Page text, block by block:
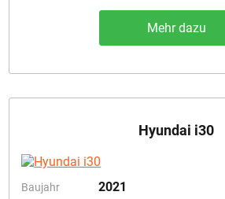
Mehr dazu
Hyundai i30
Baujahr 2021